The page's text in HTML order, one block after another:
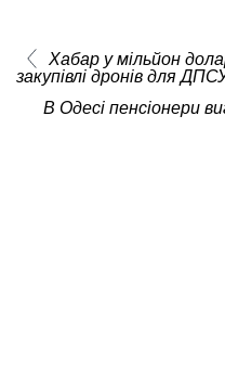
Хабар у мільйон
закупівлі дронів для
В Одесі пенсіонери